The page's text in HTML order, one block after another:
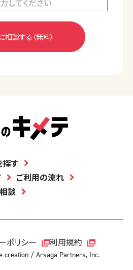
探す
ご利用の流れ
談
ポリシー 利用規約
/ Arsaga Partners, Inc.